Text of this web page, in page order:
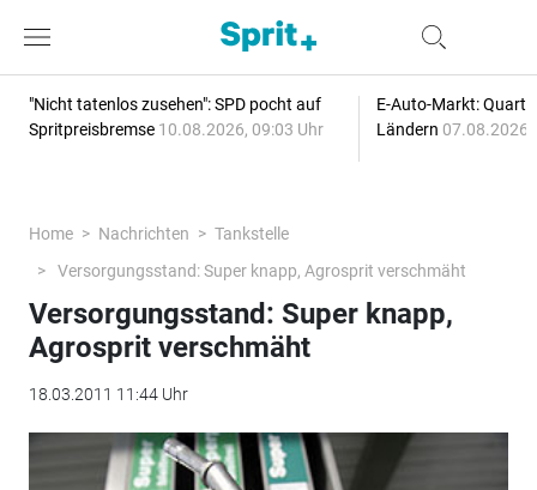
"Nicht tatenlos zusehen": SPD pocht auf
Spritpreisbremse 10.08.2026, 09:03 Uhr
E-Auto-Markt:
Ländern 07.08.2026,
Home Nachrichten
Tankstelle
Versorgungsstand: Super knapp, Agrosprit verschmäht
Versorgungsstand: Super knapp,
Agrosprit verschmäht
18.03.2011 11:44 Uhr